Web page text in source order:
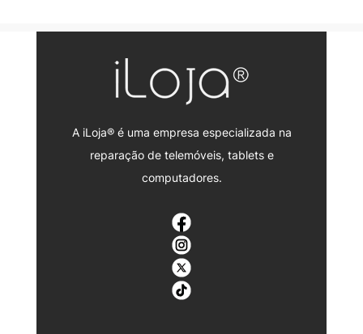
A iLoja® é uma empresa especializada na
reparação de telemóveis, tablets e
computadores.